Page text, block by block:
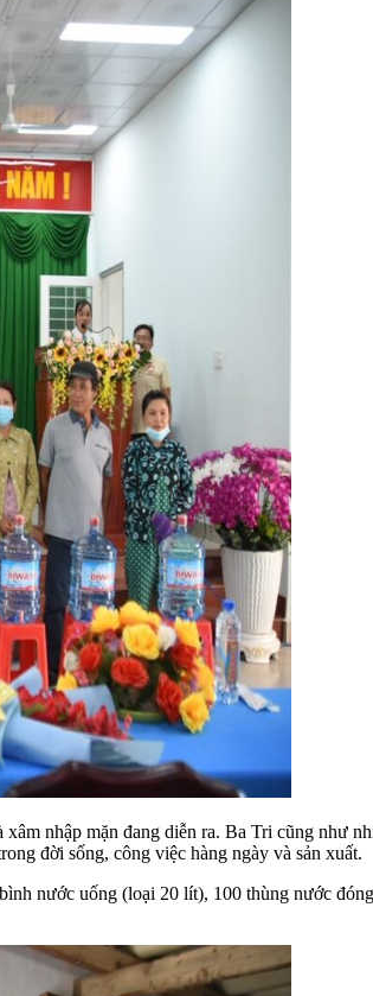
nhập mặn đang diễn ra. Ba Tri cũng như
đời sống, công việc hàng ngày và sản xuất.
nước uống (loại 20 lít), 100 thùng nước